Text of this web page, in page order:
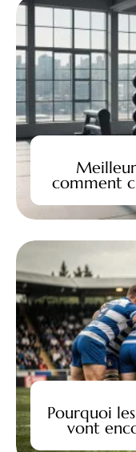
comment
Pourquoi
vont